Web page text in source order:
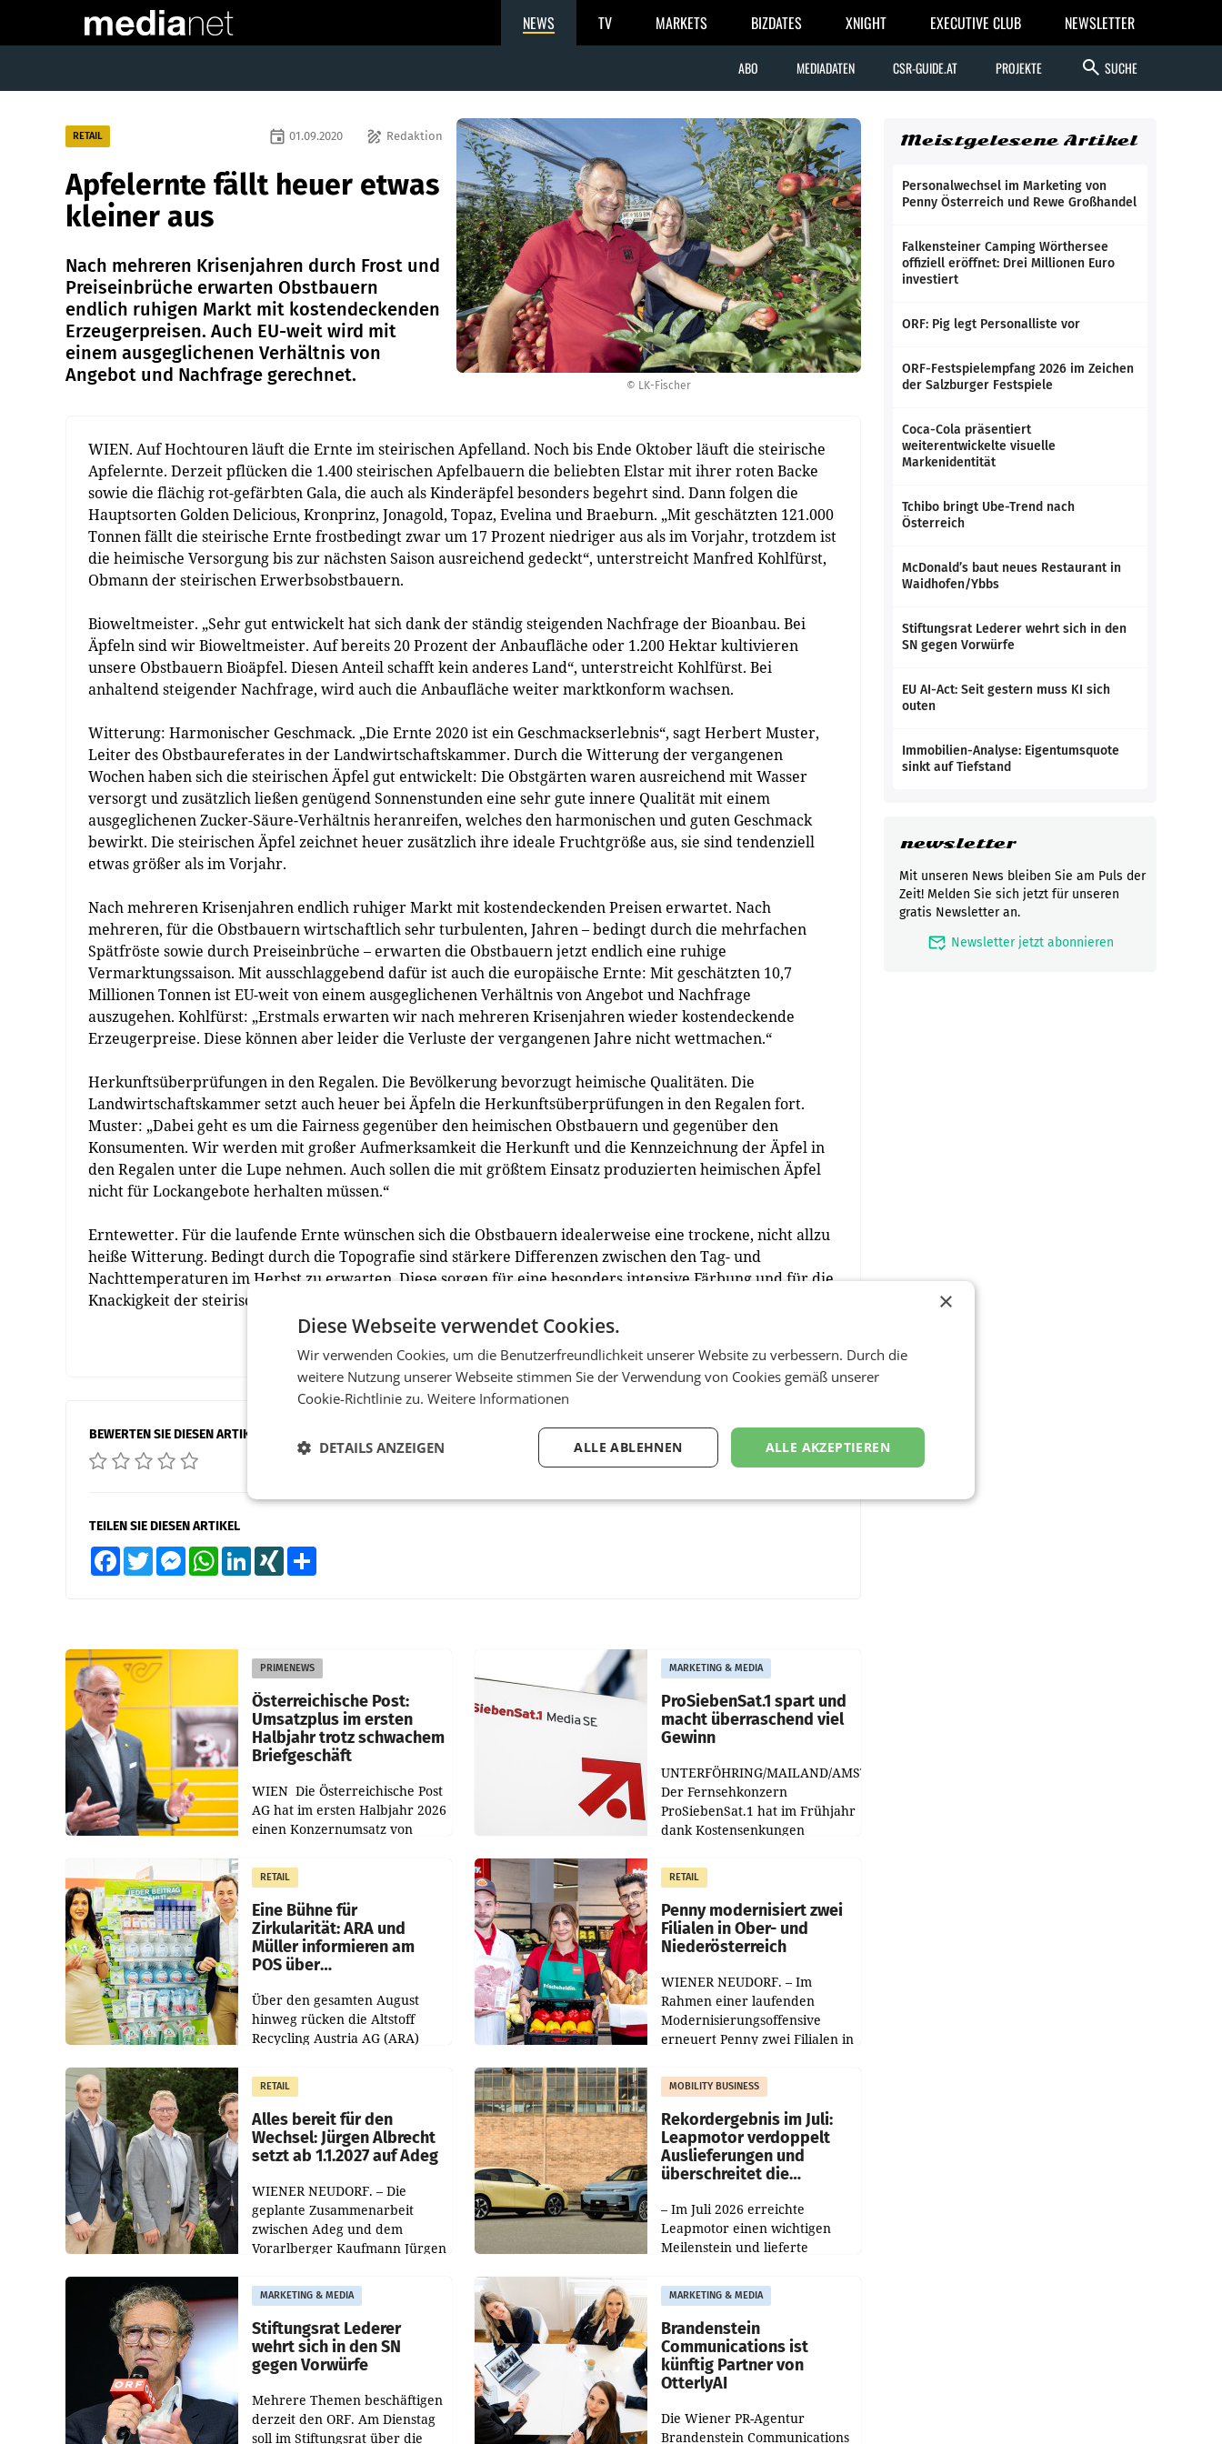
NEWS TV MARKETS BIZDATES XNIGHT EXECUTIVE CLUB NEWSLETTER
ABO MEDIADATEN CSR-GUIDE.AT PROJEKTE search SUCHE
© LK-Fischer
RETAIL draw Redaktion
event 01.09.2020
Apfelernte fällt heuer etwas
kleiner aus
Nach mehreren Krisenjahren durch Frost und
Preiseinbrüche erwarten Obstbauern
endlich ruhigen Markt mit kostendeckenden
Erzeugerpreisen. Auch EU-weit wird mit
einem ausgeglichenen Verhältnis von
Angebot und Nachfrage gerechnet.
WIEN. Auf Hochtouren läuft die Ernte im steirischen Apfelland. Noch bis Ende Oktober läuft die steirische
Apfelernte. Derzeit pflücken die 1.400 steirischen Apfelbauern die beliebten Elstar mit ihrer roten Backe
sowie die flächig rot-gefärbten Gala, die auch als Kinderäpfel besonders begehrt sind. Dann folgen die
Hauptsorten Golden Delicious, Kronprinz, Jonagold, Topaz, Evelina und Braeburn. „Mit geschätzten 121.000
Tonnen fällt die steirische Ernte frostbedingt zwar um 17 Prozent niedriger aus als im Vorjahr, trotzdem ist
die heimische Versorgung bis zur nächsten Saison ausreichend gedeckt“, unterstreicht Manfred Kohlfürst,
Obmann der steirischen Erwerbsobstbauern.
Bioweltmeister. „Sehr gut entwickelt hat sich dank der ständig steigenden Nachfrage der Bioanbau. Bei
Äpfeln sind wir Bioweltmeister. Auf bereits 20 Prozent der Anbaufläche oder 1.200 Hektar kultivieren
unsere Obstbauern Bioäpfel. Diesen Anteil schafft kein anderes Land“, unterstreicht Kohlfürst. Bei
anhaltend steigender Nachfrage, wird auch die Anbaufläche weiter marktkonform wachsen.
Witterung: Harmonischer Geschmack. „Die Ernte 2020 ist ein Geschmackserlebnis“, sagt Herbert Muster,
Leiter des Obstbaureferates in der Landwirtschaftskammer. Durch die Witterung der vergangenen
Wochen haben sich die steirischen Äpfel gut entwickelt: Die Obstgärten waren ausreichend mit Wasser
versorgt und zusätzlich ließen genügend Sonnenstunden eine sehr gute innere Qualität mit einem
ausgeglichenen Zucker-Säure-Verhältnis heranreifen, welches den harmonischen und guten Geschmack
bewirkt. Die steirischen Äpfel zeichnet heuer zusätzlich ihre ideale Fruchtgröße aus, sie sind tendenziell
etwas größer als im Vorjahr.
Nach mehreren Krisenjahren endlich ruhiger Markt mit kostendeckenden Preisen erwartet. Nach
mehreren, für die Obstbauern wirtschaftlich sehr turbulenten, Jahren – bedingt durch die mehrfachen
Spätfröste sowie durch Preiseinbrüche – erwarten die Obstbauern jetzt endlich eine ruhige
Vermarktungssaison. Mit ausschlaggebend dafür ist auch die europäische Ernte: Mit geschätzten 10,7
Millionen Tonnen ist EU-weit von einem ausgeglichenen Verhältnis von Angebot und Nachfrage
auszugehen. Kohlfürst: „Erstmals erwarten wir nach mehreren Krisenjahren wieder kostendeckende
Erzeugerpreise. Diese können aber leider die Verluste der vergangenen Jahre nicht wettmachen.“
Herkunftsüberprüfungen in den Regalen. Die Bevölkerung bevorzugt heimische Qualitäten. Die
Landwirtschaftskammer setzt auch heuer bei Äpfeln die Herkunftsüberprüfungen in den Regalen fort.
Muster: „Dabei geht es um die Fairness gegenüber den heimischen Obstbauern und gegenüber den
Konsumenten. Wir werden mit großer Aufmerksamkeit die Herkunft und die Kennzeichnung der Äpfel in
den Regalen unter die Lupe nehmen. Auch sollen die mit größtem Einsatz produzierten heimischen Äpfel
nicht für Lockangebote herhalten müssen.“
Erntewetter. Für die laufende Ernte wünschen sich die Obstbauern idealerweise eine trockene, nicht allzu
heiße Witterung. Bedingt durch die Topografie sind stärkere Differenzen zwischen den Tag- und
Nachttemperaturen im Herbst zu erwarten. Diese sorgen für eine besonders intensive Färbung und für die
Knackigkeit der steirischen Äpfel. (red)
BEWERTEN SIE DIESEN ARTIKEL
TEILEN SIE DIESEN ARTIKEL
FacebookTwitter MessengerWhatsAppLinkedInXING
PRIMENEWS
Österreichische Post:
Umsatzplus im ersten
Halbjahr trotz schwachem
Briefgeschäft
WIEN Die Österreichische Post
AG hat im ersten Halbjahr 2026
einen Konzernumsatz von
erwirtschaftet, was einem Plus
von 3,8 Prozent gegenüber
dem Vergleichszeitraum
MARKETING & MEDIA
ProSiebenSat.1 spart und
macht überraschend viel
Gewinn
UNTERFÖHRING/MAILAND/AMSTERDAM.
Der Fernsehkonzern
ProSiebenSat.1 hat im Frühjahr
dank Kostensenkungen
gemacht und die
Markterwartung deutlich
übertroffen.
RETAIL
Eine Bühne für
Zirkularität: ARA und
Müller informieren am
POS über
Über den gesamten August
hinweg rücken die Altstoff
Recycling Austria AG (ARA)
Müller die Initiative „Kreislauf-
Helden“ in allen
österreichischen Müller-Filialen
RETAIL
Penny modernisiert zwei
Filialen in Ober- und
Niederösterreich
WIENER NEUDORF. – Im
Rahmen einer laufenden
Modernisierungsoffensive
erneuert Penny zwei Filialen in
Die beiden Standorte liegen in
Haag sowie im rund
RETAIL
Alles bereit für den
Wechsel: Jürgen Albrecht
setzt ab 1.1.2027 auf Adeg
WIENER NEUDORF. – Die
geplante Zusammenarbeit
zwischen Adeg und dem
Vorarlberger Kaufmann Jürgen
freigegeben: Die
Bundeswettbewerbsbehörde
und der Bundeskartellanwalt
MOBILITY BUSINESS
Rekordergebnis im Juli:
Leapmotor verdoppelt
Auslieferungen und
überschreitet die
– Im Juli 2026 erreichte
Leapmotor einen wichtigen
Meilenstein und lieferte
aus, womit sich das Ergebnis
gegenüber Juli 2025 mehr als
verdoppelte (+102
MARKETING & MEDIA
Stiftungsrat Lederer
wehrt sich in den SN
gegen Vorwürfe
Mehrere Themen beschäftigen
derzeit den ORF. Am Dienstag
soll im Stiftungsrat über die
MARKETING & MEDIA
Brandenstein
Communications ist
künftig Partner von
OtterlyAI
Die Wiener PR-Agentur
Brandenstein Communications
Meistgelesene Artikel
Personalwechsel im Marketing von
Penny Österreich und Rewe Großhandel
Falkensteiner Camping Wörthersee
offiziell eröffnet: Drei Millionen Euro
investiert
ORF: Pig legt Personalliste vor
ORF-Festspielempfang 2026 im Zeichen
der Salzburger Festspiele
Coca-Cola präsentiert
weiterentwickelte visuelle
Markenidentität
Tchibo bringt Ube-Trend nach
Österreich
McDonald’s baut neues Restaurant in
Waidhofen/Ybbs
Stiftungsrat Lederer wehrt sich in den
SN gegen Vorwürfe
EU AI-Act: Seit gestern muss KI sich
outen
Immobilien-Analyse: Eigentumsquote
sinkt auf Tiefstand
newsletter
Mit unseren News bleiben Sie am Puls der
Zeit! Melden Sie sich jetzt für unseren
gratis Newsletter an.
mark_email_read Newsletter jetzt abonnieren
×
Diese Webseite verwendet Cookies.
Wir verwenden Cookies, um die Benutzerfreundlichkeit unserer Website zu verbessern. Durch die
weitere Nutzung unserer Webseite stimmen Sie der Verwendung von Cookies gemäß unserer
Cookie-Richtlinie zu. Weitere Informationen
ALLE AKZEPTIEREN
ALLE ABLEHNEN
DETAILS ANZEIGEN